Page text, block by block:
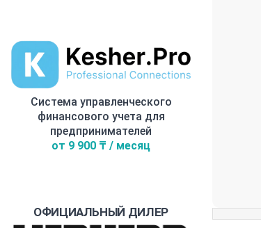
Система управленческого
финансового учета для
предпринимателей
от 9 900 ₸ / месяц
ОФИЦИАЛЬНЫЙ ДИЛЕР